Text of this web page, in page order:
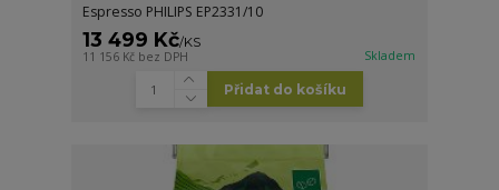
Espresso PHILIPS EP2331/10
13 499 Kč/KS
11 156 Kč bez DPH Skladem
Přidat do košíku